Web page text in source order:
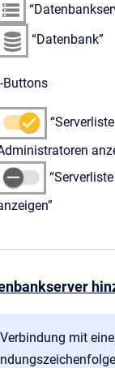
“Datenbank”
Buttons
mit